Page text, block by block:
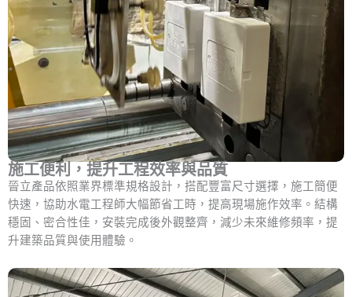
施工便利，提升工程效率與品質
晉立產品依照業界標準規格設計，搭配豐富尺寸選擇，施工簡便
快速，協助水電工程師大幅節省工時，提高現場施作效率。結構
穩固、密合性佳，安裝完成後外觀整齊，減少未來維修頻率，提
升建築品質與使用體驗。